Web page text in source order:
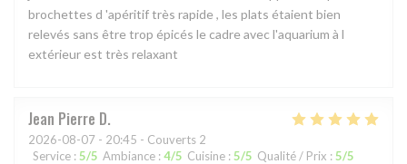
brochettes d 'apéritif très rapide , les plats étaient bien
relevés sans être trop épicés le cadre avec l'aquarium à l
extérieur est très relaxant
Jean Pierre D
2026-08-07 - 20:45 - Couverts 2
Service : 5/5 Ambiance : 4/5 Cuisine : 5/5 Qualité / Prix : 5/5